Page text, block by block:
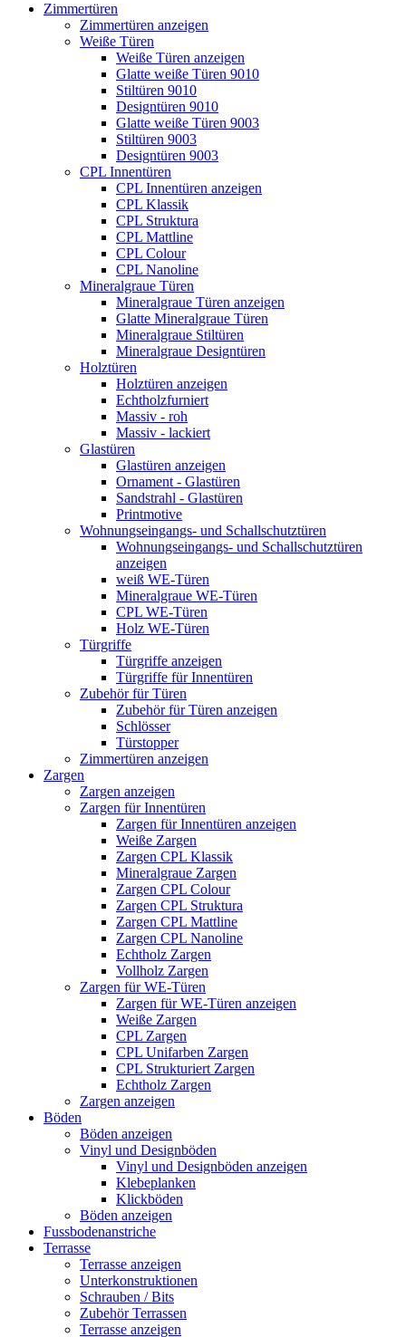
Zimmertüren
Zimmertüren anzeigen
Weiße Türen
Weiße Türen anzeigen
Glatte weiße Türen 9010
Stiltüren 9010
Designtüren 9010
Glatte weiße Türen 9003
Stiltüren 9003
Designtüren 9003
CPL Innentüren
CPL Innentüren anzeigen
CPL Klassik
CPL Struktura
CPL Mattline
CPL Colour
CPL Nanoline
Mineralgraue Türen
Mineralgraue Türen anzeigen
Glatte Mineralgraue Türen
Mineralgraue Stiltüren
Mineralgraue Designtüren
Holztüren
Holztüren anzeigen
Echtholzfurniert
Massiv - roh
Massiv - lackiert
Glastüren
Glastüren anzeigen
Ornament - Glastüren
Sandstrahl - Glastüren
Printmotive
Wohnungseingangs- und Schallschutztüren
Wohnungseingangs- und Schallschutztüren
anzeigen
weiß WE-Türen
Mineralgraue WE-Türen
CPL WE-Türen
Holz WE-Türen
Türgriffe
Türgriffe anzeigen
Türgriffe für Innentüren
Zubehör für Türen
Zubehör für Türen anzeigen
Schlösser
Türstopper
Zimmertüren anzeigen
Zargen
Zargen anzeigen
Zargen für Innentüren
Zargen für Innentüren anzeigen
Weiße Zargen
Zargen CPL Klassik
Mineralgraue Zargen
Zargen CPL Colour
Zargen CPL Struktura
Zargen CPL Mattline
Zargen CPL Nanoline
Echtholz Zargen
Vollholz Zargen
Zargen für WE-Türen
Zargen für WE-Türen anzeigen
Weiße Zargen
CPL Zargen
CPL Unifarben Zargen
CPL Strukturiert Zargen
Echtholz Zargen
Zargen anzeigen
Böden
Böden anzeigen
Vinyl und Designböden
Vinyl und Designböden anzeigen
Klebeplanken
Klickböden
Böden anzeigen
Fussbodenanstriche
Terrasse
Terrasse anzeigen
Unterkonstruktionen
Schrauben / Bits
Zubehör Terrassen
Terrasse anzeigen